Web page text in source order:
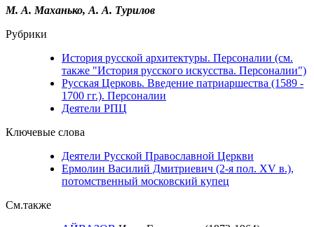
М. А. Маханько, А. А. Турилов
Рубрики
История русской архитектуры. Персоналии (см.
также "История русского искусства. Персоналии")
Русская Церковь. Введение патриаршества (1589 -
1700 гг.). Персоналии
Деятели РПЦ
Ключевые слова
Деятели Русской Православной Церкви
Ермолин Василий Дмитриевич (2-я пол. XV в.),
потомственный московский купец
См.также